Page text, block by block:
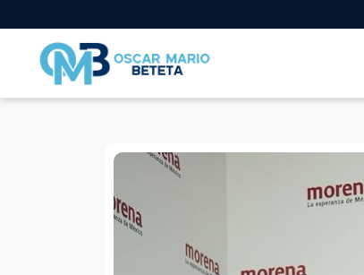
En los tiempos de la radio
Entrevistas